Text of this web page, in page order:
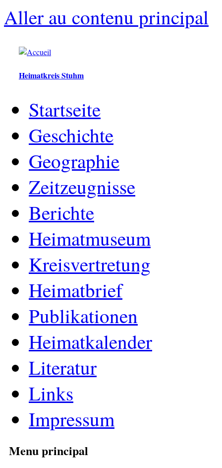
Aller au contenu principal
Heimatkreis Stuhm
Startseite
Geschichte
Geographie
Zeitzeugnisse
Berichte
Heimatmuseum
Kreisvertretung
Heimatbrief
Publikationen
Heimatkalender
Literatur
Links
Impressum
Menu principal